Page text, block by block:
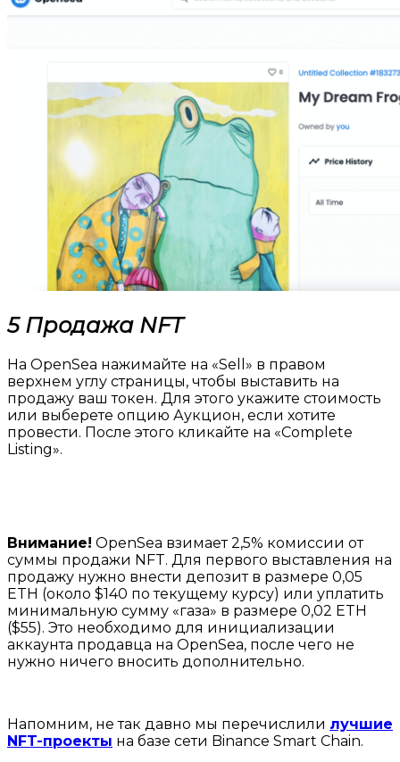
5 Продажа NFT
На OpenSea нажимайте на «Sell» в правом
верхнем углу страницы, чтобы выставить на
продажу ваш токен. Для этого укажите стоимость
или выберете опцию Аукцион, если хотите
провести. После этого кликайте на «Complete
Listing».
Внимание! OpenSea взимает 2,5% комиссии от
суммы продажи NFT. Для первого выставления на
продажу нужно внести депозит в размере 0,05
ETH (около $140 по текущему курсу) или уплатить
минимальную сумму «газа» в размере 0,02 ETH
($55). Это необходимо для инициализации
аккаунта продавца на OpenSea, после чего не
нужно ничего вносить дополнительно.
Напомним, не так давно мы перечислили лучшие
NFT-проекты на базе сети Binance Smart Chain.